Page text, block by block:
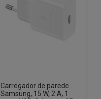
Carregador de parede
Samsung, 15 W, 2 A, 1